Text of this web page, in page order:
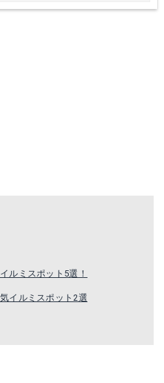
ルミスポット5選！
イルミスポット2選